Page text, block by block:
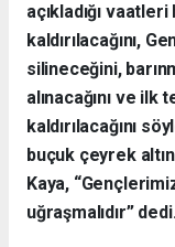
açıkladığı
kaldırılacağını,
silineceğini,
alınacağını ve
kaldırılacağını
buçuk çeyrek
Kaya,
uğraşmalıdır”